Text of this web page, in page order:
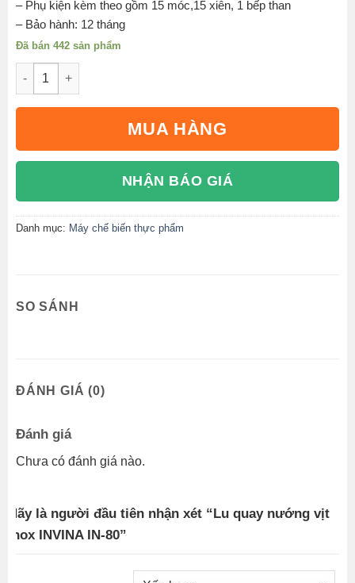
– Phụ kiện kèm theo gồm 15 móc,15 xiên, 1 bếp than
– Bảo hành: 12 tháng
Đã bán 442 sản phẩm
Lu quay nướng vịt inox INVINA IN-80 số lượng
MUA HÀNG
NHẬN BÁO GIÁ
Danh mục: Máy chế biến thực phẩm
SO SÁNH
ĐÁNH GIÁ (0)
Đánh giá
Chưa có đánh giá nào.
Hãy là người đầu tiên nhận xét “Lu quay nướng vịt
inox INVINA IN-80”